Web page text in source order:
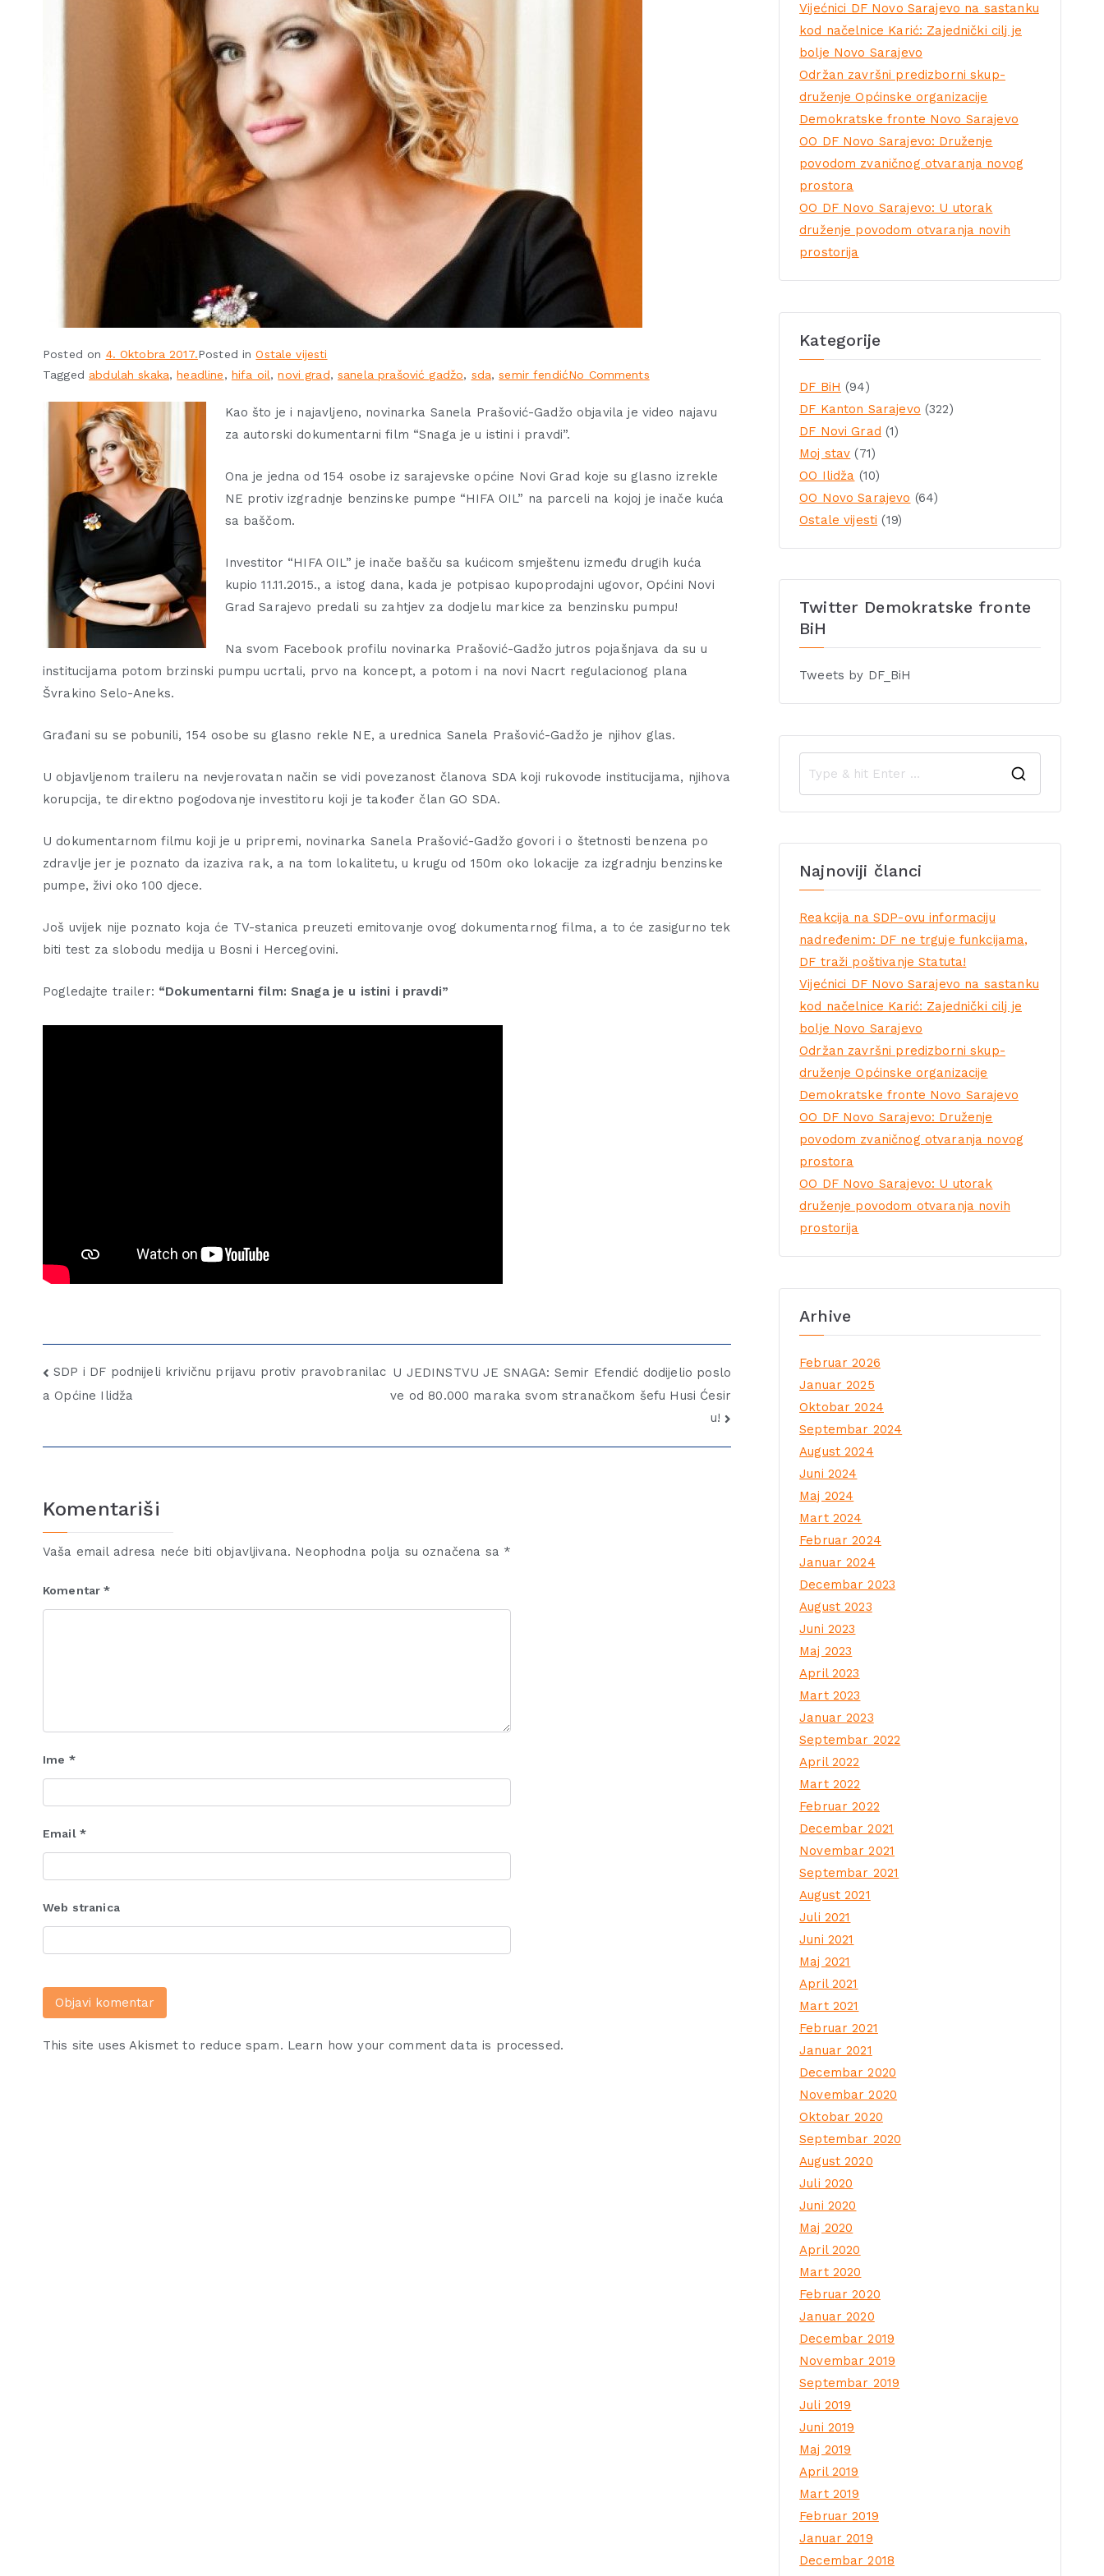
Posted on 4. Oktobra 2017.Posted inOstale vijesti
Tagged abdulah skaka,headline, hifa oil,novi grad,sanela prašović gadžo, sda,semir fendićNo Comments
Kao što je i najavljeno, novinarka Sanela Prašović-Gadžo objavila je video najavu
za autorski dokumentarni film “Snaga je u istini i pravdi”.
Ona je jedna od 154 osobe iz sarajevske općine Novi Grad koje su glasno izrekle
NE protiv izgradnje benzinske pumpe “HIFA OIL” na parceli na kojoj je inače kuća
sa baščom.
Investitor “HIFA OIL” je inače bašču sa kućicom smještenu između drugih kuća
kupio 11.11.2015., a istog dana, kada je potpisao kupoprodajni ugovor, Općini Novi
Grad Sarajevo predali su zahtjev za dodjelu markice za benzinsku pumpu!
Na svom Facebook profilu novinarka Prašović-Gadžo jutros pojašnjava da su u
institucijama potom brzinski pumpu ucrtali, prvo na koncept, a potom i na novi Nacrt regulacionog plana
Švrakino Selo-Aneks.
Građani su se pobunili, 154 osobe su glasno rekle NE, a urednica Sanela Prašović-Gadžo je njihov glas.
U objavljenom traileru na nevjerovatan način se vidi povezanost članova SDA koji rukovode institucijama, njihova
korupcija, te direktno pogodovanje investitoru koji je također član GO SDA.
U dokumentarnom filmu koji je u pripremi, novinarka Sanela Prašović-Gadžo govori i o štetnosti benzena po
zdravlje jer je poznato da izaziva rak, a na tom lokalitetu, u krugu od 150m oko lokacije za izgradnju benzinske
pumpe, živi oko 100 djece.
Još uvijek nije poznato koja će TV-stanica preuzeti emitovanje ovog dokumentarnog filma, a to će zasigurno tek
biti test za slobodu medija u Bosni i Hercegovini.
Pogledajte trailer: “Dokumentarni film: Snaga je u istini i pravdi”
SDP i DF podnijeli krivičnu prijavu protiv pravobranilac
a Općine Ilidža
U JEDINSTVU JE SNAGA: Semir Efendić dodijelio poslo
ve od 80.000 maraka svom stranačkom šefu Husi Ćesir
u!
Komentariši
Vaša email adresa neće biti objavljivana. Neophodna polja su označena sa *
Komentar*
Ime *
Email *
Web stranica
This site uses Akismet to reduce spam. Learn how your comment data is processed.
Vijećnici DF Novo Sarajevo na sastanku
kod načelnice Karić: Zajednički cilj je
bolje Novo Sarajevo
Održan završni predizborni skup-
druženje Općinske organizacije
Demokratske fronte Novo Sarajevo
OO DF Novo Sarajevo: Druženje
povodom zvaničnog otvaranja novog
prostora
OO DF Novo Sarajevo: U utorak
druženje povodom otvaranja novih
prostorija
Kategorije
DF BiH (94)
DF Kanton Sarajevo (322)
DF Novi Grad (1)
Moj stav (71)
OO Ilidža (10)
OO Novo Sarajevo (64)
Ostale vijesti (19)
Twitter Demokratske fronte
BiH
Tweets by DF_BiH
Najnoviji članci
Reakcija na SDP-ovu informaciju
nadređenim: DF ne trguje funkcijama,
DF traži poštivanje Statuta!
Vijećnici DF Novo Sarajevo na sastanku
kod načelnice Karić: Zajednički cilj je
bolje Novo Sarajevo
Održan završni predizborni skup-
druženje Općinske organizacije
Demokratske fronte Novo Sarajevo
OO DF Novo Sarajevo: Druženje
povodom zvaničnog otvaranja novog
prostora
OO DF Novo Sarajevo: U utorak
druženje povodom otvaranja novih
prostorija
Arhive
Februar 2026
Januar 2025
Oktobar 2024
Septembar 2024
August 2024
Juni 2024
Maj 2024
Mart 2024
Februar 2024
Januar 2024
Decembar 2023
August 2023
Juni 2023
Maj 2023
April 2023
Mart 2023
Januar 2023
Septembar 2022
April 2022
Mart 2022
Februar 2022
Decembar 2021
Novembar 2021
Septembar 2021
August 2021
Juli 2021
Juni 2021
Maj 2021
April 2021
Mart 2021
Februar 2021
Januar 2021
Decembar 2020
Novembar 2020
Oktobar 2020
Septembar 2020
August 2020
Juli 2020
Juni 2020
Maj 2020
April 2020
Mart 2020
Februar 2020
Januar 2020
Decembar 2019
Novembar 2019
Septembar 2019
Juli 2019
Juni 2019
Maj 2019
April 2019
Mart 2019
Februar 2019
Januar 2019
Decembar 2018